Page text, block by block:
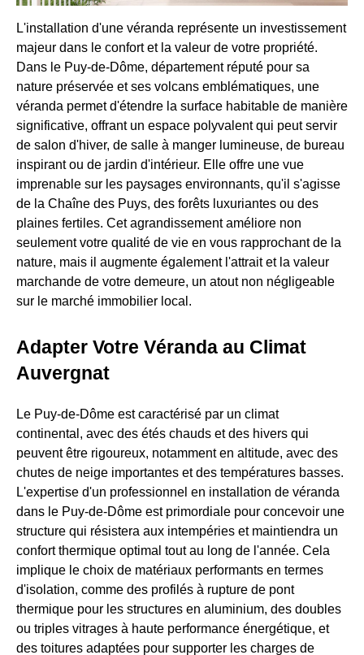
L'installation d'une véranda représente un investissement
majeur dans le confort et la valeur de votre propriété.
Dans le Puy-de-Dôme, département réputé pour sa
nature préservée et ses volcans emblématiques, une
véranda permet d'étendre la surface habitable de manière
significative, offrant un espace polyvalent qui peut servir
de salon d'hiver, de salle à manger lumineuse, de bureau
inspirant ou de jardin d'intérieur. Elle offre une vue
imprenable sur les paysages environnants, qu'il s'agisse
de la Chaîne des Puys, des forêts luxuriantes ou des
plaines fertiles. Cet agrandissement améliore non
seulement votre qualité de vie en vous rapprochant de la
nature, mais il augmente également l'attrait et la valeur
marchande de votre demeure, un atout non négligeable
sur le marché immobilier local.
Adapter Votre Véranda au Climat
Auvergnat
Le Puy-de-Dôme est caractérisé par un climat
continental, avec des étés chauds et des hivers qui
peuvent être rigoureux, notamment en altitude, avec des
chutes de neige importantes et des températures basses.
L'expertise d'un professionnel en installation de véranda
dans le Puy-de-Dôme est primordiale pour concevoir une
structure qui résistera aux intempéries et maintiendra un
confort thermique optimal tout au long de l'année. Cela
implique le choix de matériaux performants en termes
d'isolation, comme des profilés à rupture de pont
thermique pour les structures en aluminium, des doubles
ou triples vitrages à haute performance énergétique, et
des toitures adaptées pour supporter les charges de